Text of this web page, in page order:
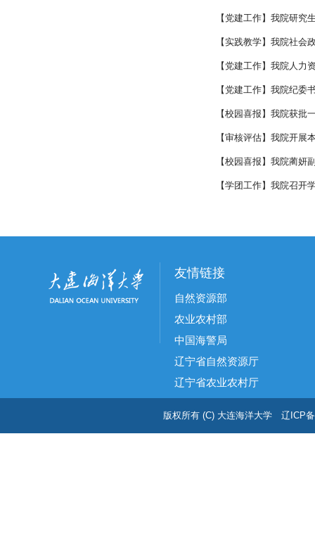
【党建工作】我院研究
【实践教学】我院社会
【党建工作】我院人力
【党建工作】我院纪委
【校园喜报】我院获批
【审核评估】我院开展
【校园喜报】我院蔺妍
【学团工作】我院召开
友情链接
自然资源部
农业农村部
中国海警局
辽宁省自然资源厅
辽宁省农业农村厅
版权所有 (C) 大连海洋大学 辽ICP